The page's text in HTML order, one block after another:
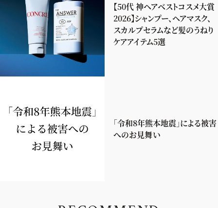
【50代 神ヘアベストコスメ大賞
2026】シャンプー、ヘアマスク、
スカルプセラムなど髪のうねり
ケアアイテム5選
「令和8年熊本地震」による被害
へのお見舞い